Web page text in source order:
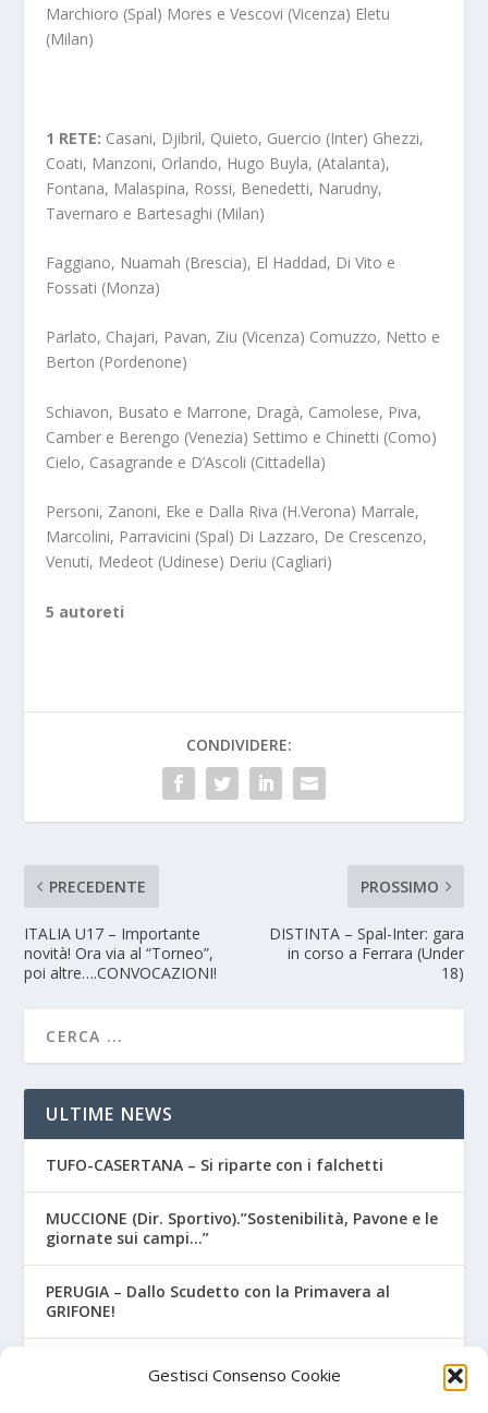
Gestisci Consenso Cookie
Marchioro (Spal) Mores e Vescovi (Vicenza) Eletu
(Milan)
1 RETE: Casani, Djibril, Quieto, Guercio (Inter) Ghezzi,
Coati, Manzoni, Orlando, Hugo Buyla, (Atalanta),
Fontana, Malaspina, Rossi, Benedetti, Narudny,
Tavernaro e Bartesaghi (Milan)
Faggiano, Nuamah (Brescia), El Haddad, Di Vito e
Fossati (Monza)
Parlato, Chajari, Pavan, Ziu (Vicenza) Comuzzo, Netto e
Berton (Pordenone)
Schiavon, Busato e Marrone, Dragà, Camolese, Piva,
Camber e Berengo (Venezia) Settimo e Chinetti (Como)
Cielo, Casagrande e D’Ascoli (Cittadella)
Personi, Zanoni, Eke e Dalla Riva (H.Verona) Marrale,
Marcolini, Parravicini (Spal) Di Lazzaro, De Crescenzo,
Venuti, Medeot (Udinese) Deriu (Cagliari)
5 autoreti
CONDIVIDERE:
PRECEDENTE
ITALIA U17 – Importante
novità! Ora via al “Torneo”,
poi altre….CONVOCAZIONI!
PROSSIMO
DISTINTA – Spal-Inter: gara
in corso a Ferrara (Under
18)
ULTIME NEWS
TUFO-CASERTANA – Si riparte con i falchetti
MUCCIONE (Dir. Sportivo).”Sostenibilità, Pavone e le
giornate sui campi…”
PERUGIA – Dallo Scudetto con la Primavera al
GRIFONE!